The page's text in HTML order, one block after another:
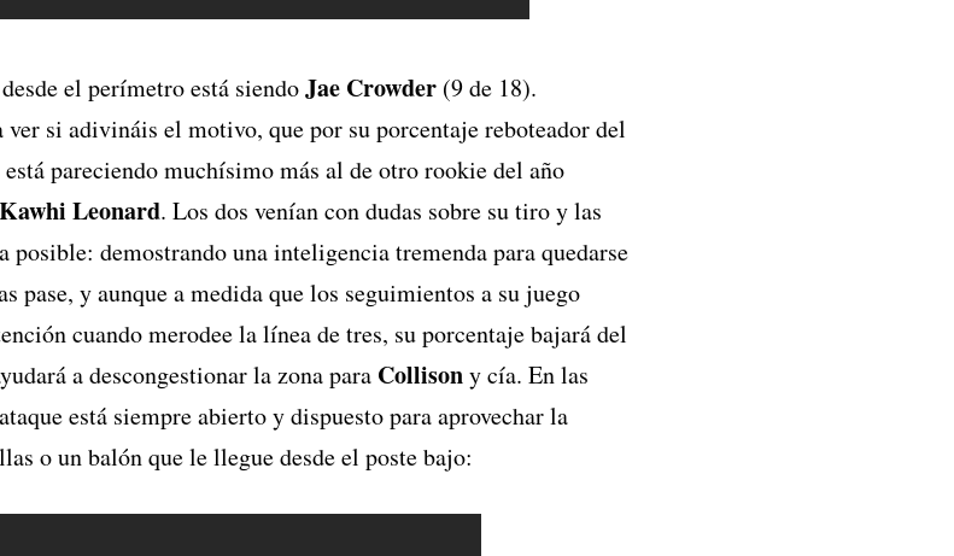
el perímetro está siendoJae Crowder (9 de 18).
ver si adivináis el motivo, que por su porcentaje reboteador del
pareciendo muchísimo más al de otro rookie del año
Kawhi Leonard. Los dos venían con dudas sobre su tiro y las
posible: demostrando una inteligencia tremenda para quedarse
pase, y aunque a medida que los seguimientos a su juego
cuando merodee la línea de tres, su porcentaje bajará del
a descongestionar la zona para Collisony cía. En las
está siempre abierto y dispuesto para aprovechar la
o un balón que le llegue desde el poste bajo: